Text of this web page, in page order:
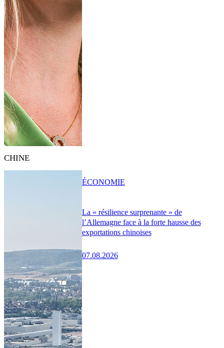
CHINE
La « résilience surprenante » de
l’Allemagne face à la forte hausse des
exportations chinoises
07.08.2026
ÉCONOMIE